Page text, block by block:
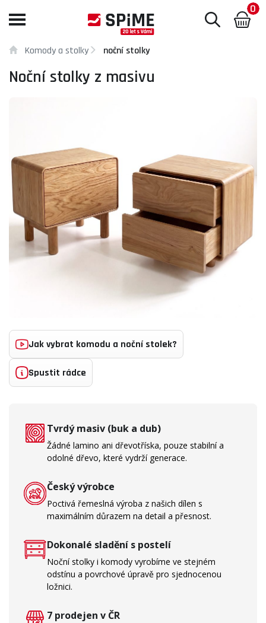
Toggle
0
Komody a stolky noční stolky
Noční stolky z masivu
Jak vybrat komodu a noční stolek?
Spustit rádce
Tvrdý masiv (buk a dub)
Žádné lamino ani dřevotříska, pouze stabilní a
odolné dřevo, které vydrží generace.
Český výrobce
Poctivá řemeslná výroba z našich dílen s
maximálním důrazem na detail a přesnost.
Dokonalé sladění s postelí
Noční stolky i komody vyrobíme ve stejném
odstínu a povrchové úpravě pro sjednocenou
ložnici.
7 prodejen v ČR